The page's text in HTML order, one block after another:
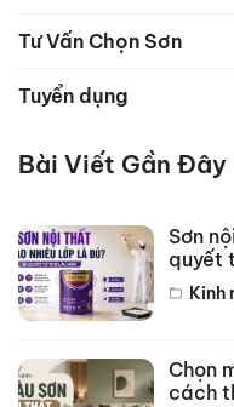
Tư Vấn Chọn Sơn
Tuyển dụng
Bài Viết Gần Đây
Sơn
quyết
Kinh
Chọn
cách